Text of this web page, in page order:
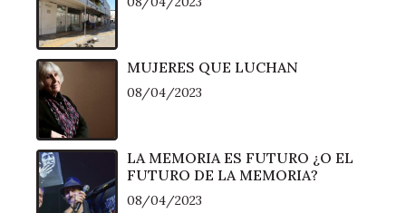
MUJERES QUE LUCHAN
08/04/2023
LA MEMORIA ES FUTURO ¿O EL
FUTURO DE LA MEMORIA?
08/04/2023